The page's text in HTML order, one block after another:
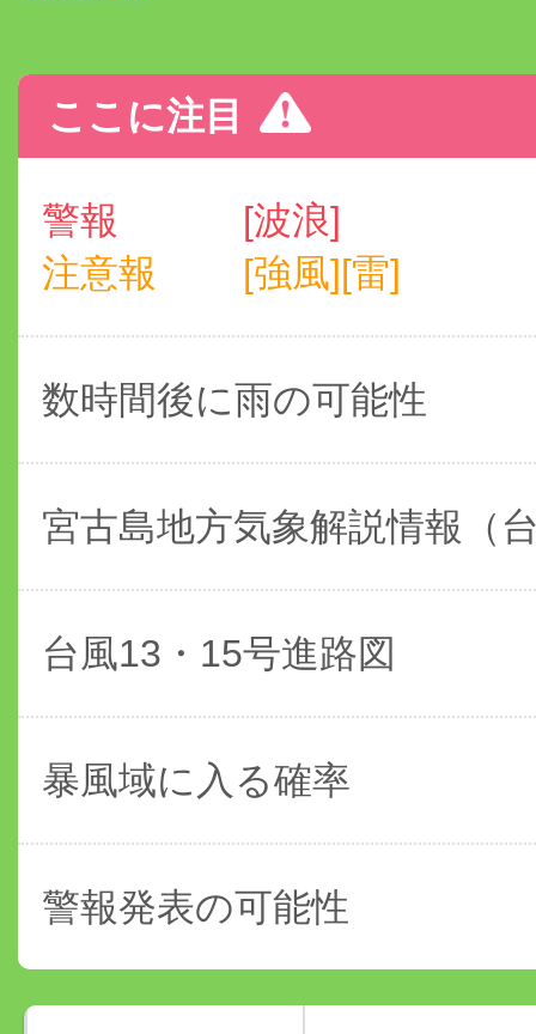
ここに注目
警報
[波浪]
注意報
[強風][雷]
数時間後に雨の可能性
宮古島地方気象解説情報（
台風13・15号進路図
暴風域に入る確率
警報発表の可能性